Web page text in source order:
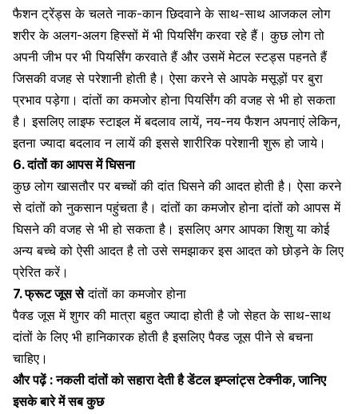
फैशन ट्रेंड्स के चलते नाक-कान छिदवाने के साथ-साथ आजकल लोग
शरीर के अलग-अलग हिस्सों में भीपियर्सिंगकरवा रहे हैं। कुछ लोग तो
अपनी जीभ पर भी पियर्सिंग करवाते हैं और उसमें मेटल स्टड्स पहनते हैं
जिसकी वजह से परेशानी होती है। ऐसा करने से आपके मसूड़ों पर बुरा
प्रभाव पड़ेगा। दांतों का कमजोर होना पियर्सिंग की वजह से भी हो सकता
है। इसलिए लाइफ स्टाइल में बदलाव लायें, नय-नय फैशन अपनाएं लेकिन,
इतना ज्यादा बदलाव न लायें की इससे शारीरिक परेशानी शुरू हो जाये।
6. दांतों का आपस में घिसना
कुछ लोग खासतौर पर बच्चों की दांत घिसने की आदत होती है। ऐसा करने
से दांतों को नुकसान पहुंचता है। दांतों का कमजोर होना दांतों को आपस में
घिसने की वजह से भी हो सकता है। इसलिए अगर आपका शिशु या कोई
अन्य बच्चे को ऐसी आदत है तो उसे समझाकर इस आदत को छोड़ने के लिए
प्रेरित करें।
7. फ्रूट जूससे दांतों का कमजोर होना
पैक्ड जूस में शुगर की मात्रा बहुत ज्यादा होती है जो सेहत के साथ-साथ
दांतों के लिए भी हानिकारक होती है इसलिए पैक्ड जूस पीने से बचना
चाहिए।
और पढ़ें :नकली दांतों को सहारा देती है डेंटल इम्प्लांट्स टेक्नीक, जानिए
इसके बारे में सब कुछ